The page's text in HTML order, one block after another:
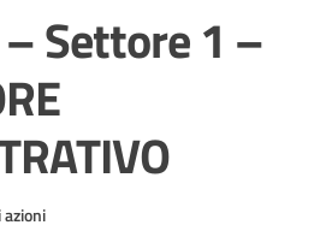
Settore 1 –
azioni